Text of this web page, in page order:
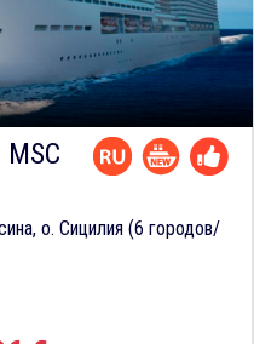
о. Сицилия (6 городов/